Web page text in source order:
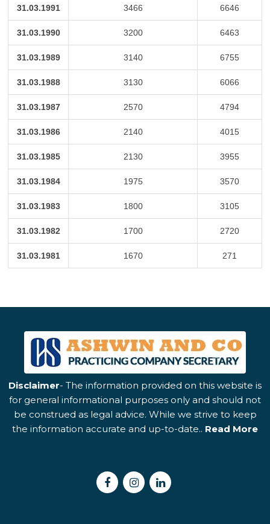
31.03.1991 3466 6646
31.03.1990 3200 6463
31.03.1989 3140 6755
31.03.1988 3130 6066
31.03.1987 2570 4794
31.03.1986 2140 4015
31.03.1985 2130 3955
31.03.1984 1975 3570
31.03.1983 1800 3105
31.03.1982 1700 2720
31.03.1981 1670 271
Disclaimer- The information provided on this website is
for general informational purposes only and should not
be construed as legal advice. While we strive to keep
the information accurate and up-to-date.. Read More